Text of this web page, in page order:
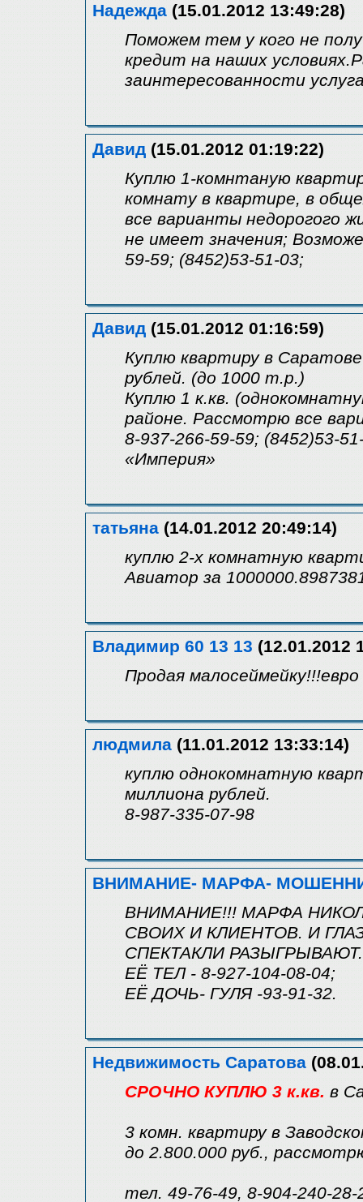
Надежда (15.01.2012 13:49:28)
Поможем тем у кого не
кредит на наших
заинтересованности
Давид (15.01.2012 01:19:22)
Куплю 1-комнтаную
комнату в квартире, в
все варианты недорогого
не имеет значения;
59-59; (8452)53-51-03;
Давид (15.01.2012 01:16:59)
Куплю квартиру в
рублей. (до 1000 т.р.)
Куплю 1 к.кв.
районе. Рассмотрю все
8-937-266-59-59; (8452)53-
«Империя»
татьяна (14.01.2012 20:49:14)
куплю 2-х комнатную
Авиатор за
Владимир 60 13 13 (12.01.2012
Продая
людмила (11.01.2012 13:33:14)
куплю однокомнатную
миллиона рублей.
8-987-335-07-98
ВНИМАНИЕ- МАРФА-
ВНИМАНИЕ!!! МАРФА
СВОИХ И КЛИЕНТОВ. И
СПЕКТАКЛИ РАЗЫГРЫВАЮТ.
ЕЁ ТЕЛ - 8-927-104-08-04;
ЕЁ ДОЧЬ- ГУЛЯ -93-91-32.
Недвижимость Саратова
СРОЧНО КУПЛЮ 3 к.кв. в
3 комн. квартиру в
до 2.800.000 руб.,
тел. 49-76-49, 8-904-240-28-